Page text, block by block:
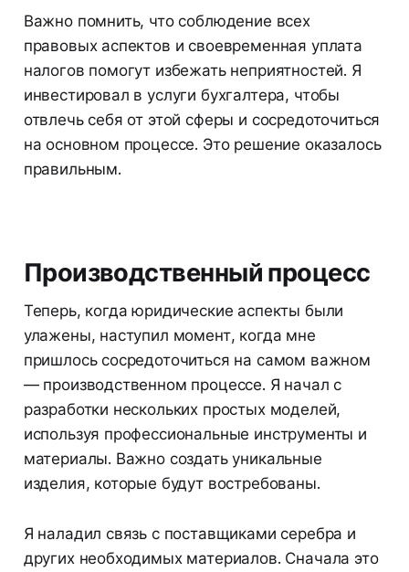
Важно помнить, что соблюдение всех
правовых аспектов и своевременная уплата
налогов помогут избежать неприятностей. Я
инвестировал в услуги бухгалтера, чтобы
отвлечь себя от этой сферы и сосредоточиться
на основном процессе. Это решение оказалось
правильным.
Производственный процесс
Теперь, когда юридические аспекты были
улажены, наступил момент, когда мне
пришлось сосредоточиться на самом важном
— производственном процессе. Я начал с
разработки нескольких простых моделей,
используя профессиональные инструменты и
материалы. Важно создать уникальные
изделия, которые будут востребованы.
Я наладил связь с поставщиками серебра и
других необходимых материалов. Сначала это